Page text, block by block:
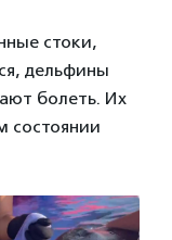
стоки,
дельфины
болеть. Их
состоянии